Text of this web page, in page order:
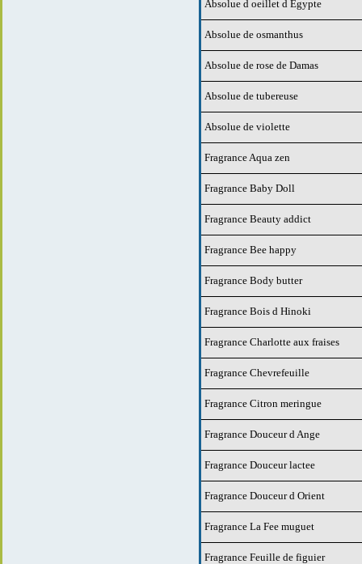
Absolue d oeillet d Egypte
Absolue de osmanthus
Absolue de rose de Damas
Absolue de tubereuse
Absolue de violette
Fragrance Aqua zen
Fragrance Baby Doll
Fragrance Beauty addict
Fragrance Bee happy
Fragrance Body butter
Fragrance Bois d Hinoki
Fragrance Charlotte aux fraises
Fragrance Chevrefeuille
Fragrance Citron meringue
Fragrance Douceur d Ange
Fragrance Douceur lactee
Fragrance Douceur d Orient
Fragrance La Fee muguet
Fragrance Feuille de figuier